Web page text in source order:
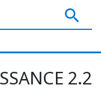

2.2